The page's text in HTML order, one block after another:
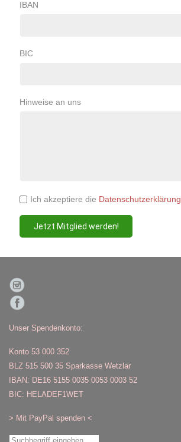
Unser Spendenkonto:
Konto 53 000 352
BLZ 515 500 35 Sparkasse Wetzlar
IBAN: DE16 5155 0035 0053 0003 52
BIC: HELADEF1WET
> Mit PayPal spenden <
IBAN
BIC
Hinweise an uns
Ich akzeptiere die Datenschutzerklärung
Jetzt Mitglied werden!